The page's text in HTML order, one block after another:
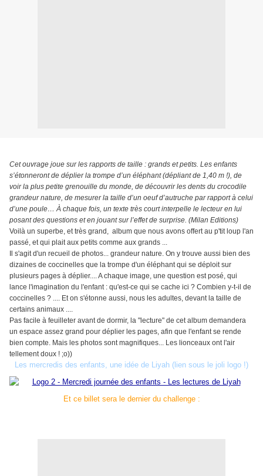
Cet ouvrage joue sur les rapports de taille : grands et petits. Les enfants
s’étonneront de déplier la trompe d’un éléphant (dépliant de 1,40 m !), de
voir la plus petite grenouille du monde, de découvrir les dents du crocodile
grandeur nature, de mesurer la taille d’un oeuf d’autruche par rapport à celui
d’une poule… À chaque fois, un texte très court interpelle le lecteur en lui
posant des questions et en jouant sur l’effet de surprise. (Milan Editions)
Voilà un superbe, et très grand, album que nous avons offert au p'tit loup l'an
passé, et qui plait aux petits comme aux grands ...
Il s'agit d'un recueil de photos... grandeur nature. On y trouve aussi bien des
dizaines de coccinelles que la trompe d'un éléphant qui se déploit sur
plusieurs pages à déplier.... A chaque image, une question est posé, qui
lance l'imagination du l'enfant : qu'est-ce qui se cache ici ? Combien y-t-il de
coccinelles ? .... Et on s'étonne aussi, nous les adultes, devant la taille de
certains animaux ....
Pas facile à feuilleter avant de dormir, la "lecture" de cet album demandera
un espace assez grand pour déplier les pages, afin que l'enfant se rende
bien compte. Mais les photos sont magnifiques... Les lionceaux ont l'air
tellement doux ! ;o))
Les mercredis des enfants, une idée de Liyah (lien sous le joli logo !)
Et ce billet sera le dernier du challenge :